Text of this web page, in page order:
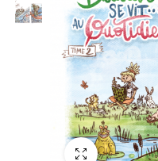
Plein écran